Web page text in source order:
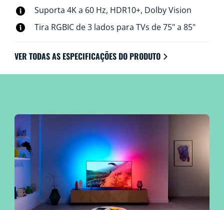
Suporta 4K a 60 Hz, HDR10+, Dolby Vision​
Tira RGBIC de 3 lados para TVs de 75" a 85"​
VER TODAS AS ESPECIFICAÇÕES DO PRODUTO